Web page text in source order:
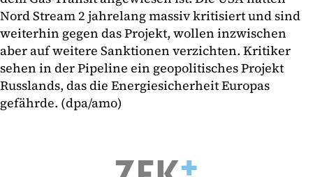
Nord Stream 2 jahrelang massiv kritisiert und sind
weiterhin gegen das Projekt, wollen inzwischen
aber auf weitere Sanktionen verzichten. Kritiker
sehen in der Pipeline ein geopolitisches Projekt
Russlands, das die Energiesicherheit Europas
gefährde. (dpa/amo)